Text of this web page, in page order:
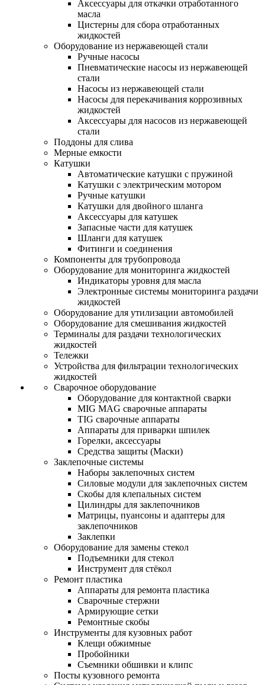
Аксессуары для откачки отработанного
масла
Цистерны для сбора отработанных
жидкостей
Оборудование из нержавеющей стали
Ручные насосы
Пневматические насосы из нержавеющей
стали
Насосы из нержавеющей стали
Насосы для перекачивания коррозивных
жидкостей
Аксессуары для насосов из нержавеющей
стали
Поддоны для слива
Мерные емкости
Катушки
Автоматические катушки с пружиной
Катушки с электрическим мотором
Ручные катушки
Катушки для двойного шланга
Аксессуары для катушек
Запасные части для катушек
Шланги для катушек
Фитинги и соединения
Компоненты для трубопровода
Оборудование для мониторинга жидкостей
Индикаторы уровня для масла
Электронные системы мониторинга раздачи
жидкостей
Оборудование для утилизации автомобилей
Оборудование для смешивания жидкостей
Терминалы для раздачи технологических
жидкостей
Тележки
Устройства для фильтрации технологических
жидкостей
Сварочное оборудование
Оборудование для контактной сварки
MIG MAG сварочные аппараты
TIG сварочные аппараты
Аппараты для приварки шпилек
Горелки, аксессуары
Средства защиты (Маски)
Заклепочные системы
Наборы заклепочных систем
Силовые модули для заклепочных систем
Скобы для клепальных систем
Цилиндры для заклепочников
Матрицы, пуансоны и адаптеры для
заклепочников
Заклепки
Оборудование для замены стекол
Подъемники для стекол
Инструмент для стёкол
Ремонт пластика
Аппараты для ремонта пластика
Сварочные стержни
Армирующие сетки
Ремонтные скобы
Инструменты для кузовных работ
Клещи обжимные
Пробойники
Съемники обшивки и клипс
Посты кузовного ремонта